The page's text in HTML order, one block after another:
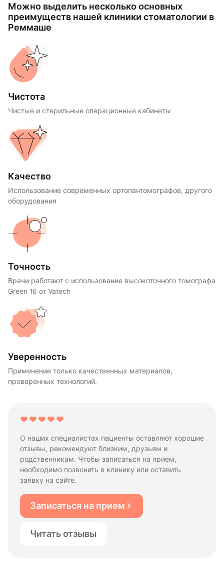
Можно выделить несколько основных
преимуществ нашей клиники стоматологии в
Реммаше
Чистота
Чистые и стерильные операционные кабинеты
Качество
Использование современных ортопантомографов, другого
оборудования
Точность
Врачи работают с использование высокоточного томографа
Green 16 от Vatech
Уверенность
Применение только качественных материалов,
проверенных технологий.
О наших специалистах пациенты оставляют хорошие
отзывы, рекомендуют близким, друзьям и
родственникам. Чтобы записаться на прием,
необходимо позвонить в клинику или оставить
заявку на сайте.
Записаться на прием
Читать отзывы